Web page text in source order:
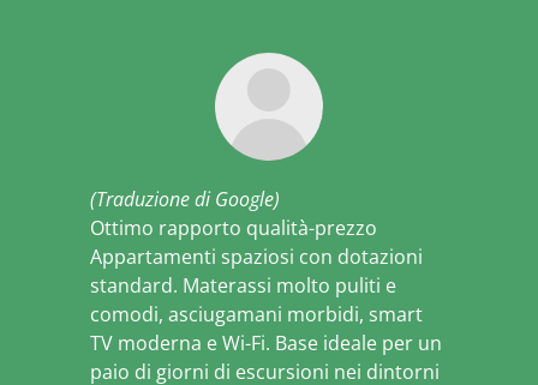
(Traduzione di Google)
Ottimo rapporto qualità-prezzo
Appartamenti spaziosi con dotazioni
standard. Materassi molto puliti e
comodi, asciugamani morbidi, smart
TV moderna e Wi-Fi. Base ideale per un
paio di giorni di escursioni nei dintorni